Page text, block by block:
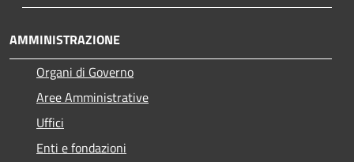
AMMINISTRAZIONE
Organi di Governo
Aree Amministrative
Uffici
Enti e fondazioni